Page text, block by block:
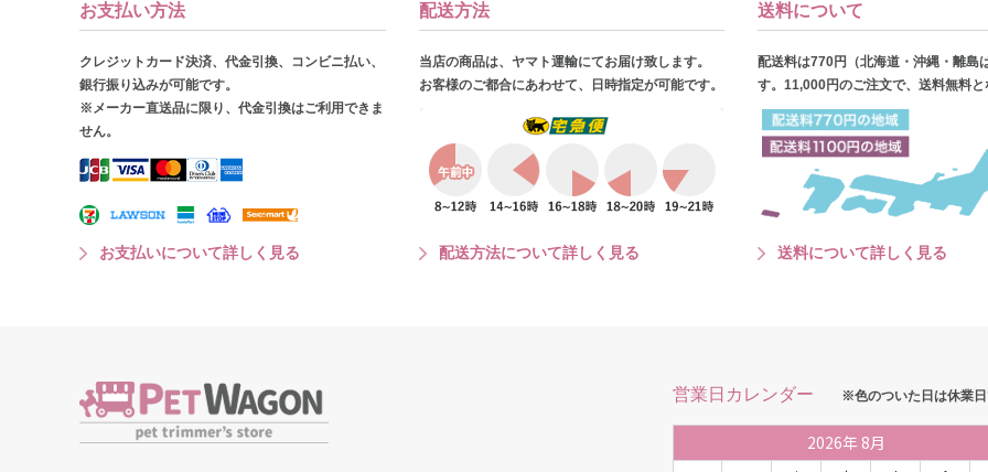
お支払い方法
クレジットカード決済、代金引換、コンビニ払い、
銀行振り込みが可能です。
※メーカー直送品に限り、代金引換はご利用できま
せん。
お支払いについて詳しく見る
配送方法
当店の商品は、ヤマト運輸にてお届け致します。
お客様のご都合にあわせて、日時指定が可能です。
配送方法について詳しく見る
送料について
配送料は770円（北海道・沖縄・離島
す。11,000円のご注文で、送料無料と
送料について詳しく見る
営業日カレンダー ※色のついた日は休業日
2026年 8月